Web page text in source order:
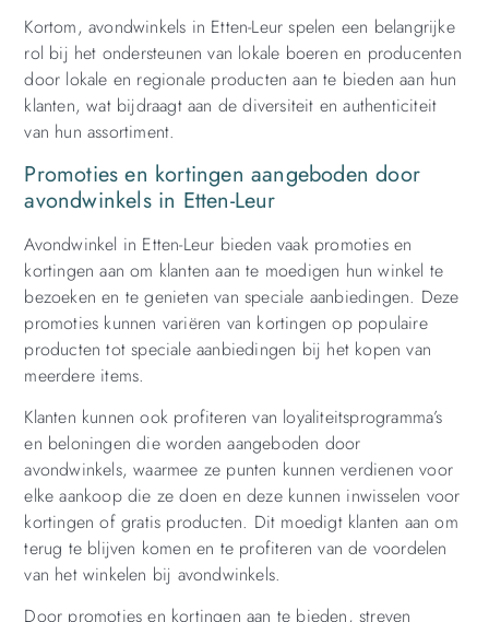
Kortom, avondwinkels in Etten-Leur spelen een belangrijke
rol bij het ondersteunen van lokale boeren en producenten
door lokale en regionale producten aan te bieden aan hun
klanten, wat bijdraagt ​​aan de diversiteit en authenticiteit
van hun assortiment.
Promoties en kortingen aangeboden door
avondwinkels in Etten-Leur
Avondwinkel in Etten-Leur bieden vaak promoties en
kortingen aan om klanten aan te moedigen hun winkel te
bezoeken en te genieten van speciale aanbiedingen. Deze
promoties kunnen variëren van kortingen op populaire
producten tot speciale aanbiedingen bij het kopen van
meerdere items.
Klanten kunnen ook profiteren van loyaliteitsprogramma’s
en beloningen die worden aangeboden door
avondwinkels, waarmee ze punten kunnen verdienen voor
elke aankoop die ze doen en deze kunnen inwisselen voor
kortingen of gratis producten. Dit moedigt klanten aan om
terug te blijven komen en te profiteren van de voordelen
van het winkelen bij avondwinkels.
Door promoties en kortingen aan te bieden, streven